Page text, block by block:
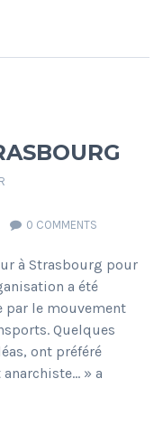
0 COMMENTS
à Strasbourg pour
a été
le mouvement
Quelques
ont préféré
» a